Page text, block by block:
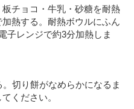
チョコ・牛乳・砂糖を耐熱
熱する。耐熱ボウルにふん
子レンジで約3分加熱しま
切り餅がなめらかになるま
ください。